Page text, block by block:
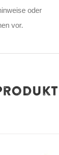
oder
vor.